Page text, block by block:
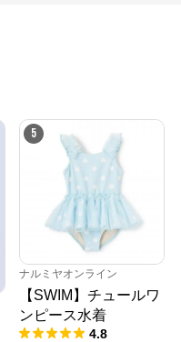
5
ナルミヤオンライン
【SWIM】チュールワ
ンピース水着
4.8